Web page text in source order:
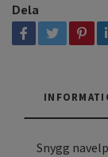
Dela
Snygg